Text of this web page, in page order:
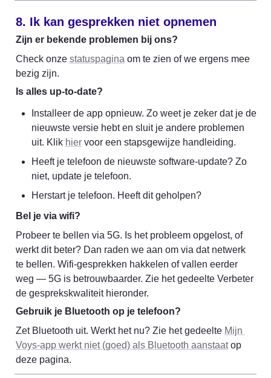
8. Ik kan gesprekken niet opnemen
Zijn er bekende problemen bij ons?
Check onze statuspagina om te zien of we ergens mee
bezig zijn.
Is alles up-to-date?
Installeer de app opnieuw. Zo weet je zeker dat je de
nieuwste versie hebt en sluit je andere problemen
uit. Klik hier voor een stapsgewijze handleiding.
Heeft je telefoon de nieuwste software-update? Zo
niet, update je telefoon.
Herstart je telefoon. Heeft dit geholpen?
Bel je via wifi?
Probeer te bellen via 5G. Is het probleem opgelost, of
werkt dit beter? Dan raden we aan om via dat netwerk
te bellen. Wifi-gesprekken hakkelen of vallen eerder
weg — 5G is betrouwbaarder. Zie het gedeelte Verbeter
de gesprekskwaliteit hieronder.
Gebruik je Bluetooth op je telefoon?
Zet Bluetooth uit. Werkt het nu? Zie het gedeelte Mijn
Voys-app werkt niet (goed) als Bluetooth aanstaat op
deze pagina.